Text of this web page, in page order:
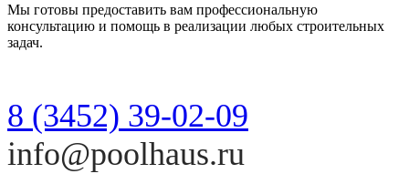
Мы готовы предоставить вам профессиональную
консультацию и помощь в реализации любых строительных
задач.
8 (3452) 39-02-09
info@poolhaus.ru